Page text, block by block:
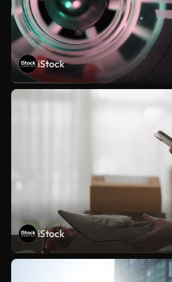
iStock
iStock